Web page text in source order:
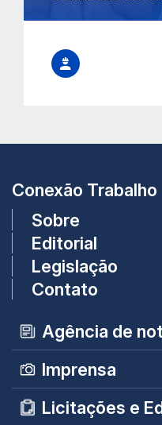
Conexão Trabalho
Sobre
Editorial
Legislação
Contato
Agência de
Imprensa
Licitações e